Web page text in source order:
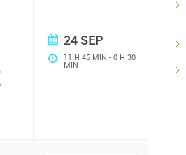
24 SEP
11 H 45 MIN - 0 H 30
MIN